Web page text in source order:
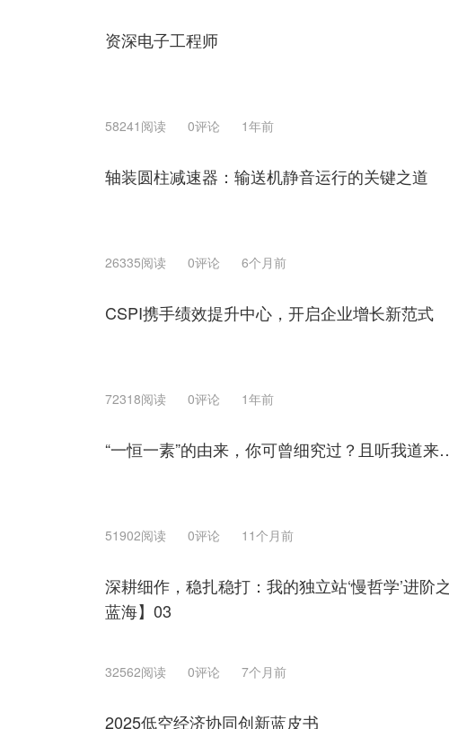
资深电子工程师
58241阅读 0评论 1年前
轴装圆柱减速器：输送机静音运行的关键之道
26335阅读 0评论 6个月前
CSPI携手绩效提升中心，开启企业增长新范式
72318阅读 0评论 1年前
“一恒一素”的由来，你可曾细究过？且听我道
51902阅读 0评论 11个月前
深耕细作，稳扎稳打：我的独立站‘慢哲学’进阶
蓝海】03
32562阅读 0评论 7个月前
2025低空经济协同创新蓝皮书